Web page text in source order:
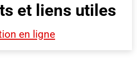
et liens utiles
en ligne